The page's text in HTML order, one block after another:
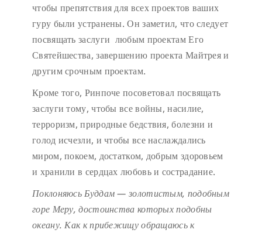
чтобы препятствия для всех проектов ваших
гуру были устранены. Он заметил, что следует
посвящать заслуги любым проектам Его
Святейшества, завершению проекта Майтрея и
другим срочным проектам.
Кроме того, Ринпоче посоветовал посвящать
заслуги тому, чтобы все войны, насилие,
терроризм, природные бедствия, болезни и
голод исчезли, и чтобы все наслаждались
миром, покоем, достатком, добрым здоровьем
и хранили в сердцах любовь и сострадание.
Поклоняюсь Буддам — золотистым, подобным
горе Меру, достоинства которых подобны
океану. Как к прибежищу обращаюсь к